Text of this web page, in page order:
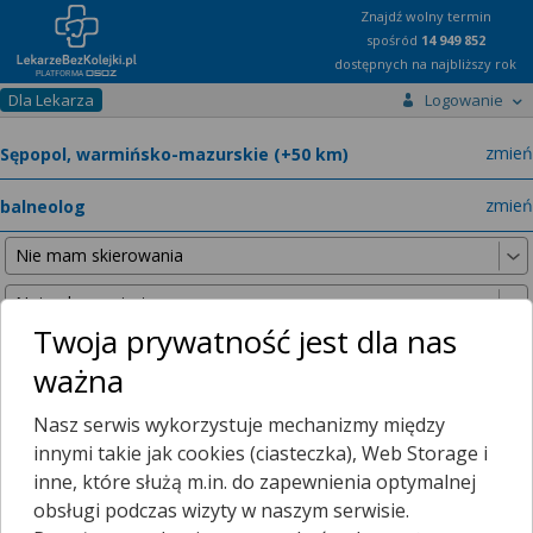
Znajdź wolny termin
spośród 14 949 852
dostępnych na najbliższy rok
Dla Lekarza Logowanie
zmień
zmień
Nie znaleźliśmy żadnych lekarzy w promieniu25 km , dlatego
zwiększyliśmy promień wyszukiwania do
50 km
Twoja prywatność jest dla nas
ważna
Nasz serwis wykorzystuje mechanizmy między
innymi takie jak cookies (ciasteczka), Web Storage i
inne, które służą m.in. do zapewnienia optymalnej
obsługi podczas wizyty w naszym serwisie.